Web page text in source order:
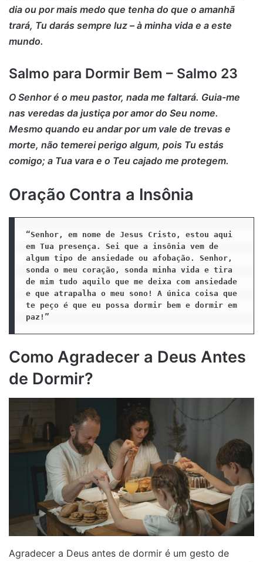
dia ou por mais medo que tenha do que o amanhã
trará, Tu darás sempre luz – à minha vida e a este
mundo.
Salmo para Dormir Bem – Salmo 23
O Senhor é o meu pastor, nada me faltará. Guia-me
nas veredas da justiça por amor do Seu nome.
Mesmo quando eu andar por um vale de trevas e
morte, não temerei perigo algum, pois Tu estás
comigo; a Tua vara e o Teu cajado me protegem.
Oração Contra a Insônia
“Senhor, em nome de Jesus Cristo, estou aqui
em Tua presença. Sei que a insônia vem de
algum tipo de ansiedade ou afobação. Senhor,
sonda o meu coração, sonda minha vida e tira
de mim tudo aquilo que me deixa com ansiedade
e que atrapalha o meu sono! A única coisa que
te peço é que eu possa dormir bem e dormir em
paz!”
Como Agradecer a Deus Antes
de Dormir?
Agradecer a Deus antes de dormir é um gesto de